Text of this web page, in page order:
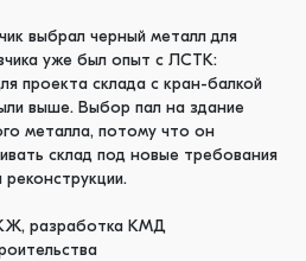
выбрал черный металл для
уже был опыт с ЛСТК:
проекта склада с кран-балкой
выше. Выбор пал на здание
металла, потому что он
склад под новые требования
разработка КМД